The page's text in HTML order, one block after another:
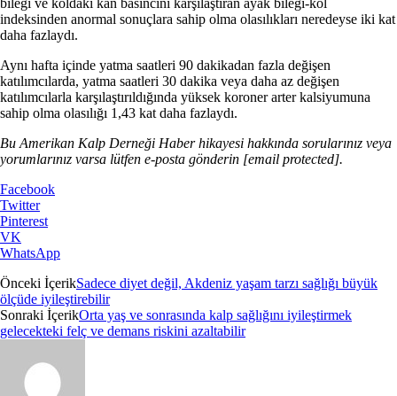
indeksinden anormal sonuçlara sahip olma olasılıkları neredeyse iki kat
daha fazlaydı.
Aynı hafta içinde yatma saatleri 90 dakikadan fazla değişen
katılımcılarda, yatma saatleri 30 dakika veya daha az değişen
katılımcılarla karşılaştırıldığında yüksek koroner arter kalsiyumuna
sahip olma olasılığı 1,43 kat daha fazlaydı.
Bu Amerikan Kalp Derneği Haber hikayesi hakkında sorularınız veya
yorumlarınız varsa lütfen e-posta gönderin [email protected].
Facebook
Twitter
Pinterest
VK
WhatsApp
Önceki İçerikSadece diyet değil, Akdeniz yaşam tarzı sağlığı büyük
ölçüde iyileştirebilir
Sonraki İçerikOrta yaş ve sonrasında kalp sağlığını iyileştirmek
gelecekteki felç ve demans riskini azaltabilir